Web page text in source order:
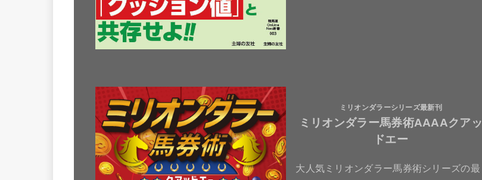
ミリオンダラーシリーズ最新刊
ミリオンダラー馬券術AAAAクアッ
ドエー
大人気ミリオンダラー馬券術シリーズの最